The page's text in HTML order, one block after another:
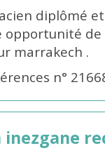
diplômé
opportunité
marrakech .
n°
inezgane